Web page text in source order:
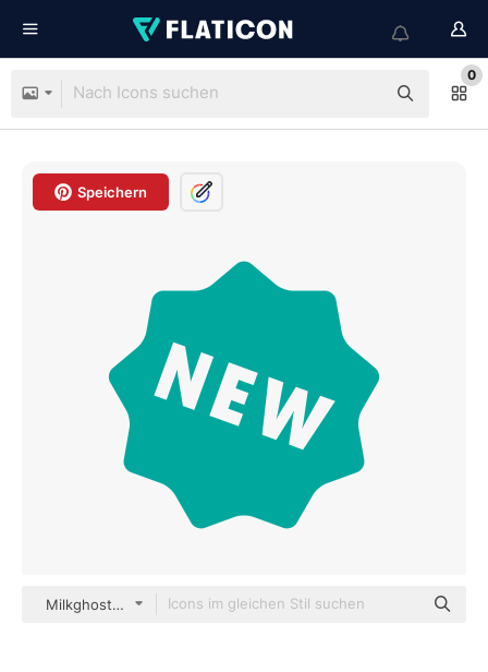
0
Speichern
Milkghost Studio Others